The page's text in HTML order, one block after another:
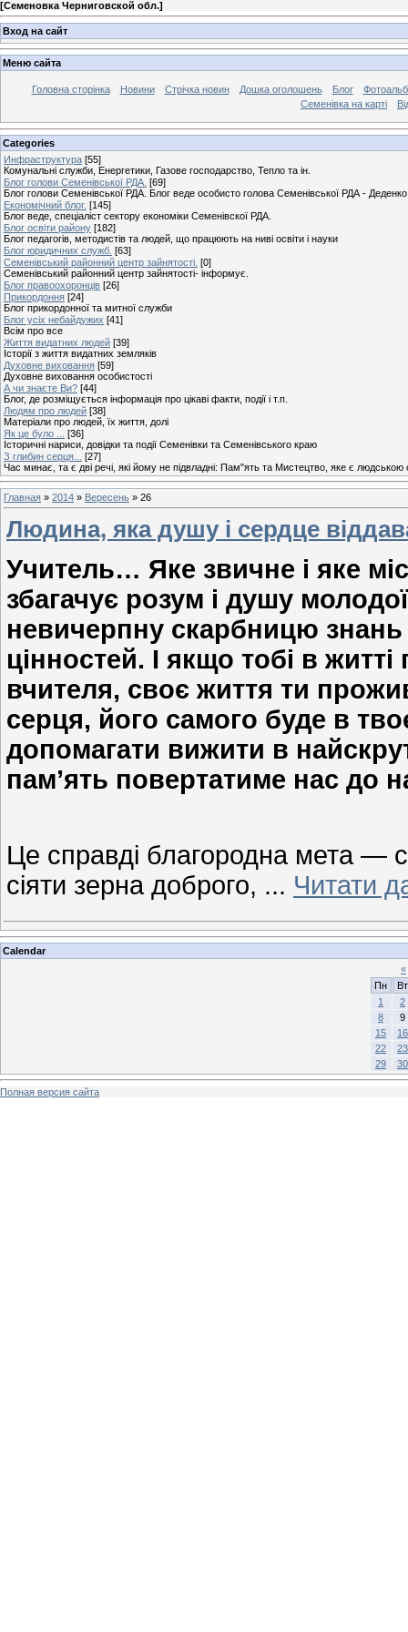
[Семеновка Черниговской обл.]
Вход на сайт
Меню сайта
Головна сторінка Новини Стрічка новин Дошка оголошень Блог
Семенівка на карті
Categories
Инфраструктура [55]
Комунальні служби, Енергетики, Газове господарство, Тепло та ін.
Блог голови Семенівської РДА. [69]
Блог голови Семенівської РДА. Блог веде особисто голова Семенівської РДА -
Економічний блог. [145]
Блог веде, спеціаліст сектору економіки Семенівскої РДА.
Блог освіти району [182]
Блог педагогів, методистів та людей, що працюють на ниві освіти і науки
Блог юридичних служб. [63]
Семенівський районний центр зайнятості. [0]
Семенівський районний центр зайнятості- інформує.
Блог правоохоронців [26]
Прикордоння [24]
Блог прикордонної та митної служби
Блог усіх небайдужих [41]
Всім про все
Життя видатних людей [39]
Історії з життя видатних земляків
Духовне виховання [59]
Духовне виховання особистості
А чи знаєте Ви? [44]
Блог, де розміщується інформація про цікаві факти, події і т.п.
Людям про людей [38]
Матеріали про людей, їх життя, долі
Як це було ...
[36]
Історичні нариси, довідки та події Семенівки та Семенівського краю
З глибин серця...
[27]
Час минає, та є дві речі, які йому не підвладні: Пам"ять та Мистецтво, яке є
Главная » 2014 » Вересень » 26
Людина, яка душу і сердце
Учитель… Яке звичне і яке
збагачує розум і душу
невичерпну скарбницю знань
цінностей. І якщо тобі в
вчителя, своє життя ти
серця, його самого буде в
допомагати вижити в
пам’ять повертатиме нас до
Це справді благородна мета —
сіяти зерна доброго, ... Читати
Calendar
«
Пн
Вт
1
2
8
9
15
16
22
23
29
30
Полная версия сайта